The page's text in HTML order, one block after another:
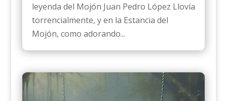
leyenda del Mojón Juan Pedro López Llovía
torrencialmente, y en la Estancia del
Mojón, como adorando...